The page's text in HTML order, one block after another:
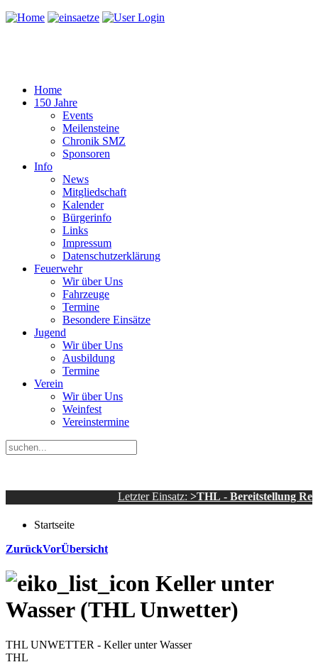
Home
150 Jahre
Events
Meilensteine
Chronik SMZ
Sponsoren
Info
News
Mitgliedschaft
Kalender
Bürgerinfo
Links
Impressum
Datenschutzerklärung
Feuerwehr
Wir über Uns
Fahrzeuge
Termine
Besondere Einsätze
Jugend
Wir über Uns
Ausbildung
Termine
Verein
Wir über Uns
Weinfest
Vereinstermine
Letzter Einsatz:>THL - Bereitstellung
Startseite
ZurückVorÜbersicht
Keller unter
Wasser (THL Unwetter)
THL UNWETTER - Keller unter Wasser
THL